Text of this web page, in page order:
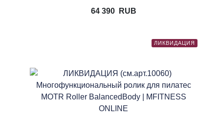
64 390 RUB
ЛИКВИДАЦИЯ